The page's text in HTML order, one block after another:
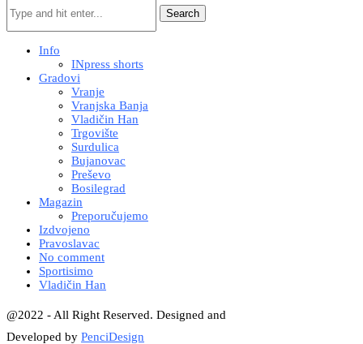
Search
Info
INpress shorts
Gradovi
Vranje
Vranjska Banja
Vladičin Han
Trgovište
Surdulica
Bujanovac
Preševo
Bosilegrad
Magazin
Preporučujemo
Izdvojeno
Pravoslavac
No comment
Sportisimo
Vladičin Han
@2022 - All Right Reserved. Designed and
Developed by PenciDesign